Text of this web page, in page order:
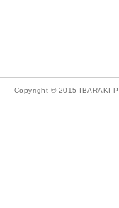
Copyright © 2015-IBARAKI